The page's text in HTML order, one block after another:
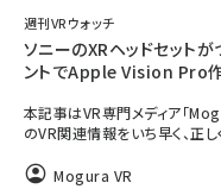
週刊VRウォッチ
ソニーのXRヘッドセット
ントでApple Vision Pro
本記事はVR専門メディア「
のVR関連情報をいち早く、正し
Mogura VR